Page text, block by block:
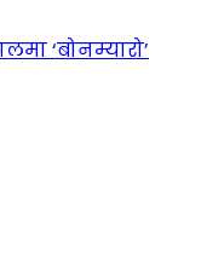
‘बोनम्यारो’